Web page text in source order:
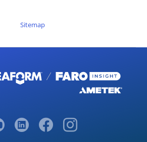
Sitemap